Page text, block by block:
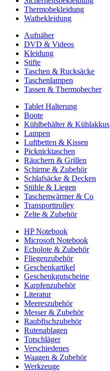
Thermobekleidung
Watbekleidung
Aufnäher
DVD & Videos
Kleidung
Stifte
Taschen & Rucksäcke
Taschenlampen
Tassen & Thermobecher
Tablet Halterung
Boote
Kühlbehälter & Kühlakkus
Lampen
Luftbetten & Kissen
Picknicktaschen
Räuchern & Grillen
Schirme & Zubehör
Schlafsäcke & Decken
Stühle & Liegen
Taschenwärmer & Co
Transporttrolley
Zelte & Zubehör
HP Notebook
Microsoft Notebook
Echolote & Zubehör
Fliegenzubehör
Geschenkartikel
Geschenkgutscheine
Karpfenzubehör
Literatur
Meereszubehör
Messer & Zubehör
Raubfischzubehör
Rutenablagen
Totschläger
Verschiedenes
Waagen & Zubehör
Werkzeuge